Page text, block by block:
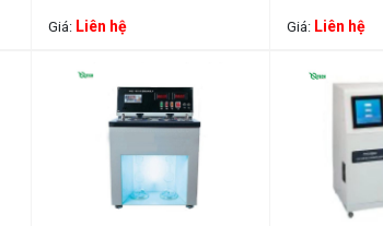
Giá: Liên hệ Giá: Liên hệ